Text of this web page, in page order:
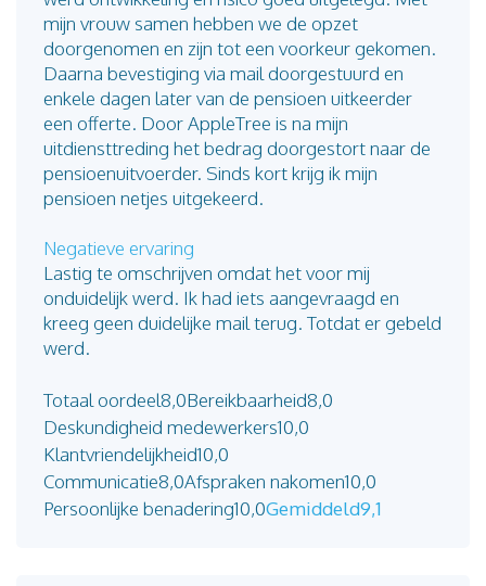
mijn vrouw samen hebben we de opzet
doorgenomen en zijn tot een voorkeur gekomen.
Daarna bevestiging via mail doorgestuurd en
enkele dagen later van de pensioen uitkeerder
een offerte. Door AppleTree is na mijn
uitdiensttreding het bedrag doorgestort naar de
pensioenuitvoerder. Sinds kort krijg ik mijn
pensioen netjes uitgekeerd.
Negatieve ervaring
Lastig te omschrijven omdat het voor mij
onduidelijk werd. Ik had iets aangevraagd en
kreeg geen duidelijke mail terug. Totdat er gebeld
werd.
Totaal oordeel8,0Bereikbaarheid8,0
Deskundigheid medewerkers10,0
Klantvriendelijkheid10,0
Communicatie8,0Afspraken nakomen10,0
Persoonlijke benadering10,0Gemiddeld9,1